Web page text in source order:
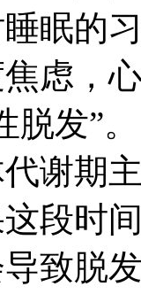
眠的
虑，
脱发”
谢期
段时
致脱